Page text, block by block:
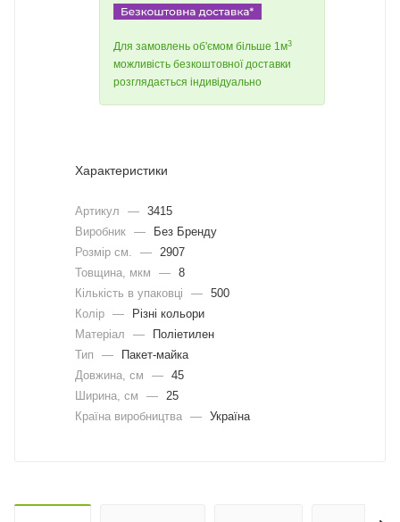
Для замовлень об'ємом більше 1м3
можливість безкоштовної доставки
розглядається індивідуально
Характеристики
Артикул — 3415
Виробник —
Без Бренду
Розмір см.
—
2907
Товщина, мкм
— 8
Кількість в упаковці
— 500
Колір —
Різні кольори
Матеріал
—
Поліетилен
Тип
—
Пакет-майка
Довжина, cм
— 45
Ширина, cм
—
25
Країна виробництва — Україна